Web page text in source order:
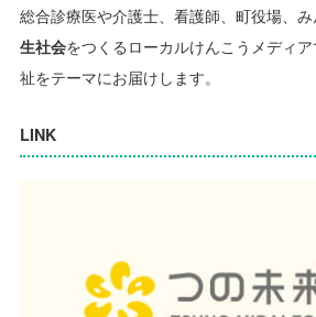
総合診療医や介護士、看護師、町役場、
生社会をつくるローカルけんこうメディア
祉をテーマにお届けします。
LINK